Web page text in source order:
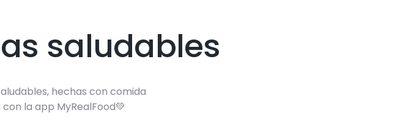
saludables
hechas con comida
la app MyRealFood💚